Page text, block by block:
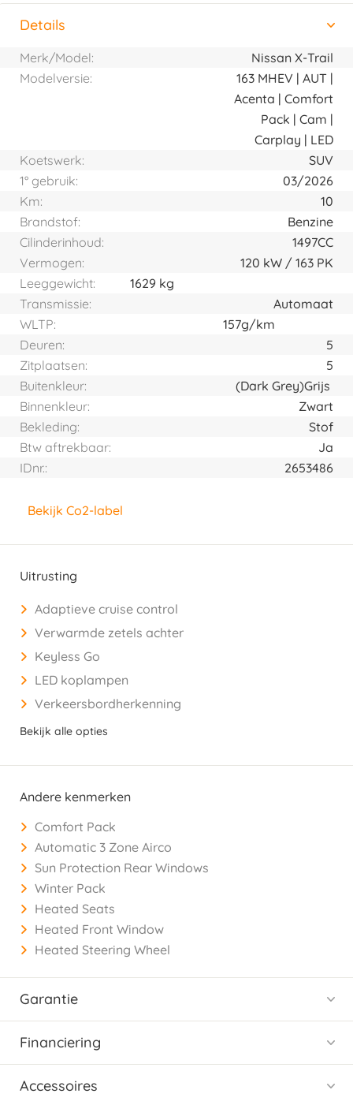
Horizontal tab group
Details
Merk/Model:
Nissan X-Trail
Modelversie:
163 MHEV | AUT |
Acenta | Comfort
Pack | Cam |
Carplay | LED
Koetswerk:
SUV
1° gebruik:
03/2026
Km:
10
Brandstof:
Benzine
Cilinderinhoud:
1497CC
Vermogen:
120 kW 163PK
Leeggewicht:
1629 kg
Transmissie:
Automaat
WLTP:
157g/km
Deuren:
5
Zitplaatsen:
5
Buitenkleur:
Grijs
(Dark Grey)
Binnenkleur:
Zwart
Bekleding:
Stof
Btw aftrekbaar:
Ja
IDnr.:
2653486
Bekijk Co2-label
Uitrusting
Adaptieve cruise control
Verwarmde zetels achter
Keyless Go
LED koplampen
Verkeersbordherkenning
Bekijk alle opties
Andere kenmerken
Comfort Pack
Automatic 3 Zone Airco
Sun Protection Rear Windows
Winter Pack
Heated Seats
Heated Front Window
Heated Steering Wheel
Garantie
Financiering
Accessoires